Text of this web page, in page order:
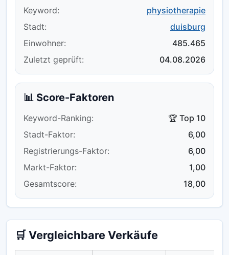
Keyword:
physiotherapie
Stadt:
duisburg
Einwohner:
485.465
Zuletzt geprüft:
04.08.2026
📊 Score-Faktoren
Keyword-Ranking:
🏆 Top 10
Stadt-Faktor:
6,00
Registrierungs-Faktor:
6,00
Markt-Faktor:
1,00
Gesamtscore:
18,00
🛒 Vergleichbare Verkäufe